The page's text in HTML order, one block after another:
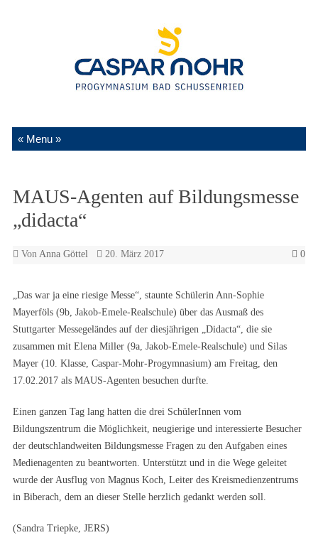
Zum Inhalt springen
MAUS-Agenten auf Bildungsmesse
„didacta“
Von Anna Göttel 20. März 2017 0
„Das war ja eine riesige Messe“, staunte Schülerin Ann-Sophie
Mayerföls (9b, Jakob-Emele-Realschule) über das Ausmaß des
Stuttgarter Messegeländes auf der diesjährigen „Didacta“, die sie
zusammen mit Elena Miller (9a, Jakob-Emele-Realschule) und Silas
Mayer (10. Klasse, Caspar-Mohr-Progymnasium) am Freitag, den
17.02.2017 als MAUS-Agenten besuchen durfte.
Einen ganzen Tag lang hatten die drei SchülerInnen vom
Bildungszentrum die Möglichkeit, neugierige und interessierte Besucher
der deutschlandweiten Bildungsmesse Fragen zu den Aufgaben eines
Medienagenten zu beantworten. Unterstützt und in die Wege geleitet
wurde der Ausflug von Magnus Koch, Leiter des Kreismedienzentrums
in Biberach, dem an dieser Stelle herzlich gedankt werden soll.
(Sandra Triepke, JERS)